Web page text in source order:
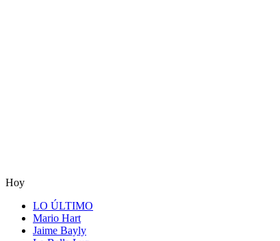
Hoy
LO ÚLTIMO
Mario Hart
Jaime Bayly